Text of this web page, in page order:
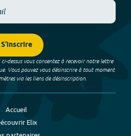
S'inscrire
dessus vous consentez à recevoir notre lettre
Vous pouvez vous désinscrire à tout moment
via les liens de désinscription.
Accueil
Elix